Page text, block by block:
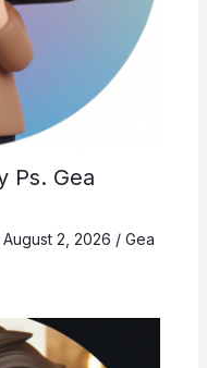
Ps. Gea
August 2, 2026 / Gea